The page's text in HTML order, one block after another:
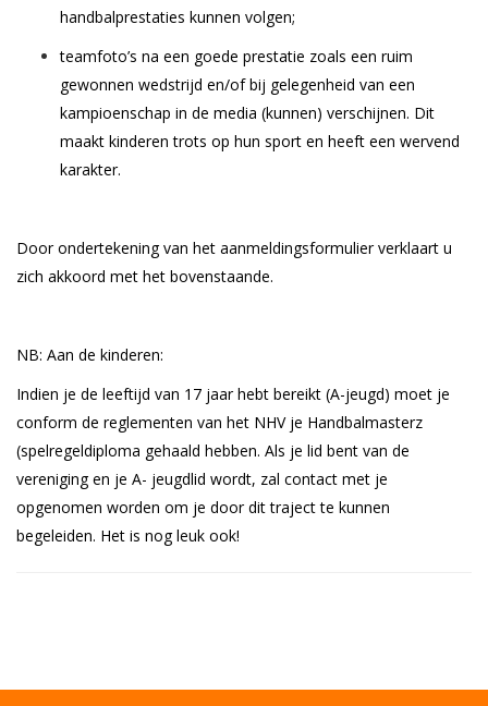
handbalprestaties kunnen volgen;
teamfoto’s na een goede prestatie zoals een ruim
gewonnen wedstrijd en/of bij gelegenheid van een
kampioenschap in de media (kunnen) verschijnen. Dit
maakt kinderen trots op hun sport en heeft een wervend
karakter.
Door ondertekening van het aanmeldingsformulier verklaart u
zich akkoord met het bovenstaande.
NB: Aan de kinderen:
Indien je de leeftijd van 17 jaar hebt bereikt (A-jeugd) moet je
conform de reglementen van het NHV je Handbalmasterz
(spelregeldiploma gehaald hebben. Als je lid bent van de
vereniging en je A- jeugdlid wordt, zal contact met je
opgenomen worden om je door dit traject te kunnen
begeleiden. Het is nog leuk ook!